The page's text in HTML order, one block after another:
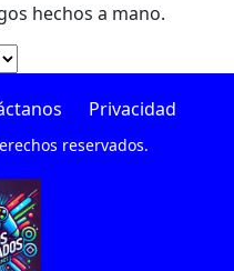
hechos a mano.
Privacidad
reservados.